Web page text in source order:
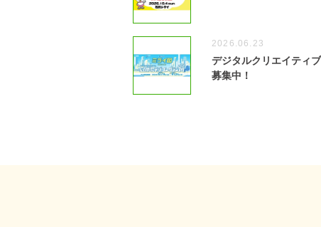
2026.06.23
デジタルクリエイティ
募集中！